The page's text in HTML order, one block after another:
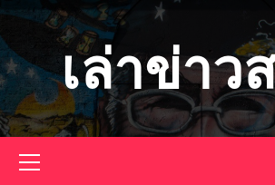
Skip
to
content
เล่าข่าว
Menu